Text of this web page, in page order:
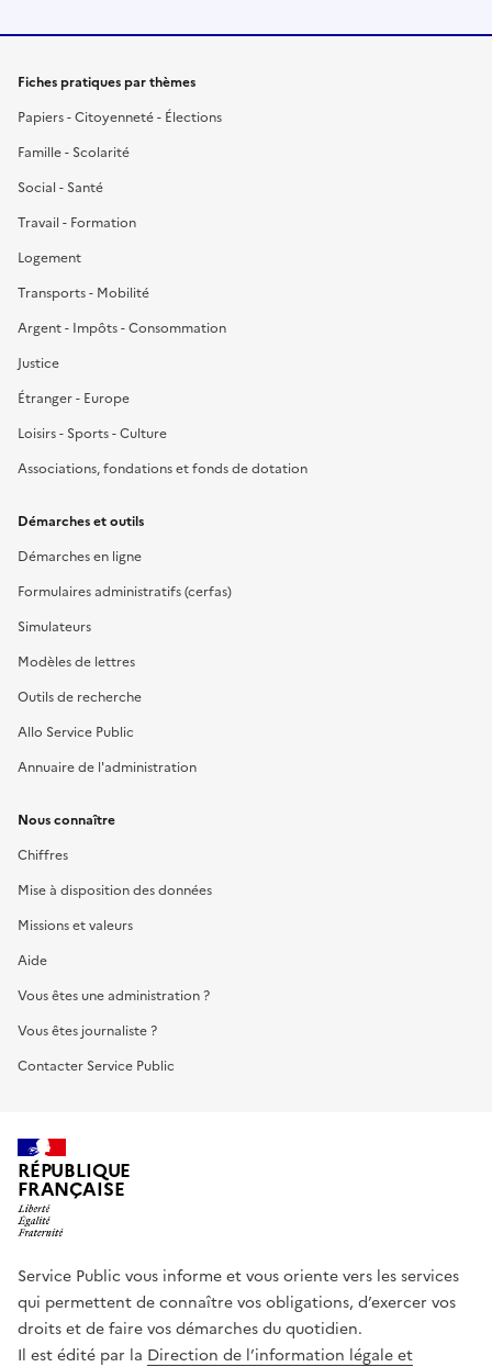
Fiches pratiques par thèmes
Papiers - Citoyenneté - Élections
Famille - Scolarité
Social - Santé
Travail - Formation
Logement
Transports - Mobilité
Argent - Impôts - Consommation
Justice
Étranger - Europe
Loisirs - Sports - Culture
Associations, fondations et fonds de dotation
Démarches et outils
Démarches en ligne
Formulaires administratifs (cerfas)
Simulateurs
Modèles de lettres
Outils de recherche
Allo Service Public
Annuaire de l'administration
Nous connaître
Chiffres
Mise à disposition des données
Missions et valeurs
Aide
Vous êtes une administration ?
Vous êtes journaliste ?
Contacter Service Public
RÉPUBLIQUE
FRANÇAISE
Service Public vous informe et vous oriente vers les services
qui permettent de connaître vos obligations, d’exercer vos
droits et de faire vos démarches du quotidien.
Il est édité par la Direction de l’information légale et